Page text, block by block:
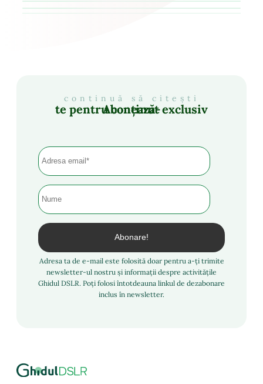
continuă să citești
Abonează-te pentru conținut exclusiv
Adresa ta de e-mail este folosită doar pentru a-ți trimite
newsletter-ul nostru și informații despre activitățile
Ghidul DSLR. Poți folosi întotdeauna linkul de dezabonare
inclus în newsletter.